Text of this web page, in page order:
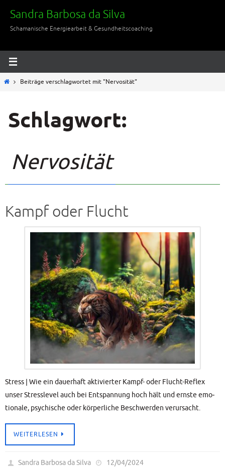
Inhalt
springen
Sandra Barbosa da Silva
Schamanische Energiearbeit & Gesundheitscoaching
StartBeiträge verschlagwortet mit "Nervosität"
Schlagwort:
Nervosität
Kampf oder Flucht
Stress | Wie ein dau­er­haft akti­vier­ter Kampf- oder Flucht-Reflex
unser Stress­le­vel auch bei Ent­span­nung hoch hält und erns­te emo­
tio­na­le, psy­chi­sche oder kör­per­li­che Beschwer­den verursacht.
WEI­TER­LE­SEN
Sandra Barbosa da Silva 12/04/2024